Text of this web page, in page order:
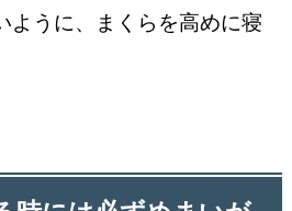
ように、まくらを高めに寝